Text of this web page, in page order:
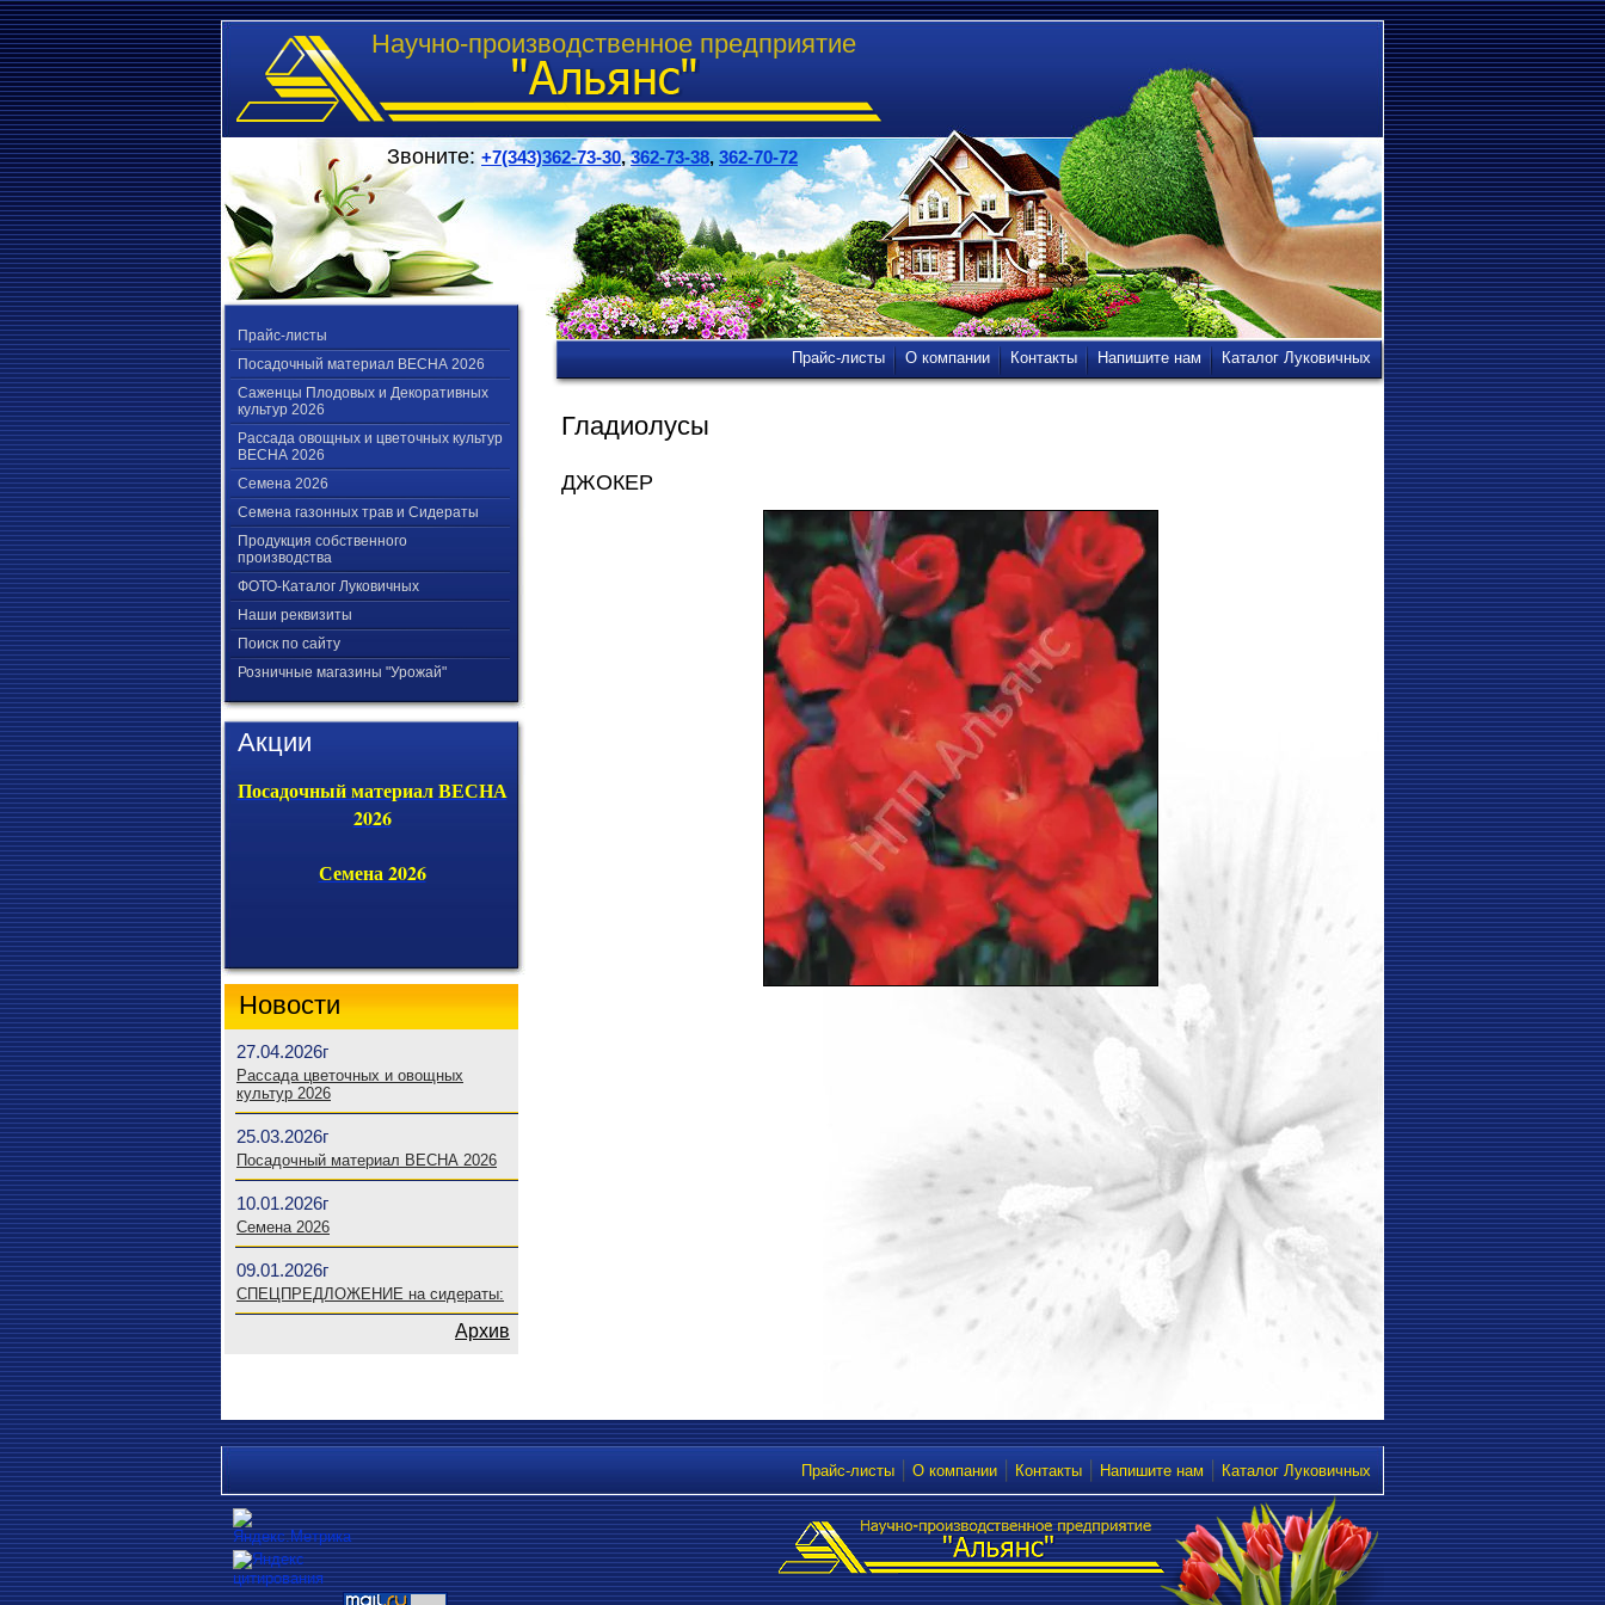
Научно-производственное предприятие
Звоните: +7(343)362-73-30,362-73-38, 362-70-72
Прайс-листы
Посадочный материал ВЕСНА 2026
Саженцы Плодовых и Декоративных
культур 2026
Рассада овощных и цветочных культур
ВЕСНА 2026
Семена 2026
Семена газонных трав и Сидераты
Продукция собственного
производства
ФОТО-Каталог Луковичных
Наши реквизиты
Поиск по сайту
Розничные магазины "Урожай"
Акции
Посадочный материал ВЕСНА
2026
Семена 2026
Новости
27.04.2026г
Рассада цветочных и овощных
культур 2026
25.03.2026г
Посадочный материал ВЕСНА 2026
10.01.2026г
Семена 2026
09.01.2026г
СПЕЦПРЕДЛОЖЕНИЕ на сидераты:
Архив
Прайс-листы О компании Контакты Напишите нам Каталог Луковичных
Гладиолусы
ДЖОКЕР
Прайс-листы О компании Контакты Напишите нам Каталог Луковичных